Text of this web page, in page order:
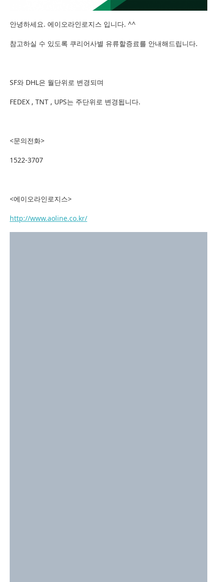
안녕하세요. 에이오라인로지스 입니다. ^^
참고하실 수 있도록 쿠리어사별 유류할증료를 안내해드립니다.
SF와 DHL은 월단위로 변경되며
FEDEX , TNT , UPS는 주단위로 변경됩니다.
<문의전화>
1522-3707
<에이오라인로지스>
http://www.aoline.co.kr/